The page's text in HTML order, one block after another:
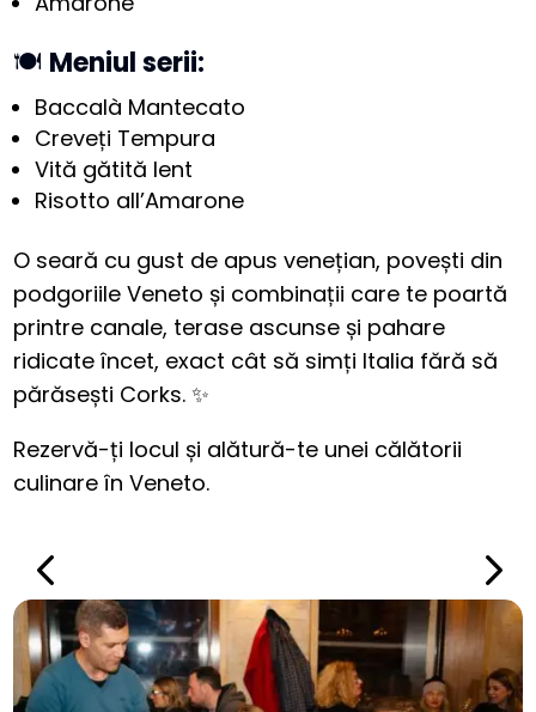
🍽️ Meniul serii:
Baccalà Mantecato
Creveți Tempura
Vită gătită lent
Risotto all’Amarone
O seară cu gust de apus venețian, povești din
podgoriile Veneto și combinații care te poartă
printre canale, terase ascunse și pahare
ridicate încet, exact cât să simți Italia fără să
părăsești Corks. ✨
Rezervă-ți locul și alătură-te unei călătorii
culinare în Veneto.